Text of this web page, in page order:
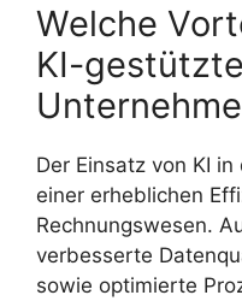
Welche
KI-
Der Einsatz von KI
einer erheblichen
Rechnungswesen.
verbesserte
sowie optimierte